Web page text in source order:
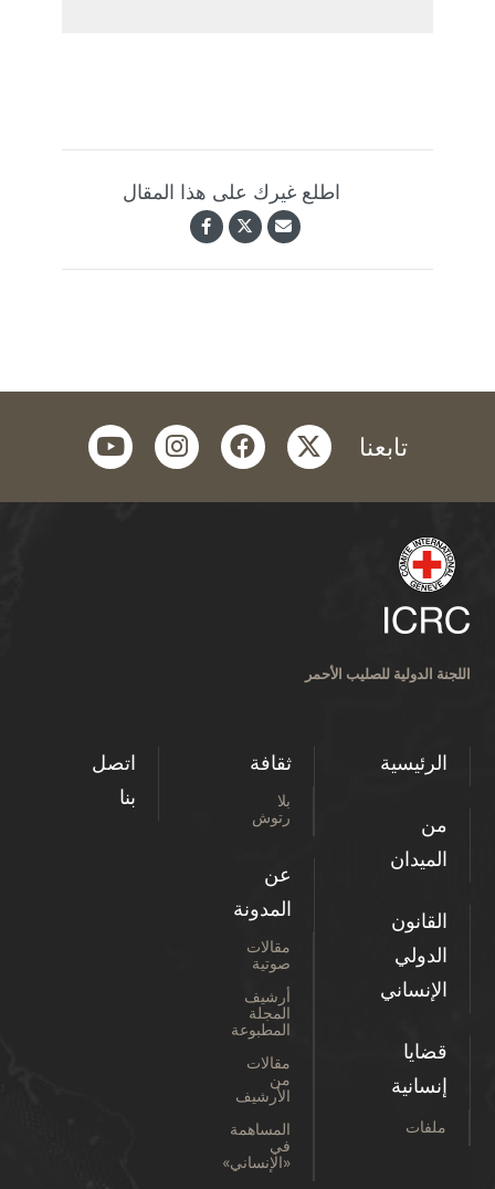
اطلع غيرك على هذا المقال
تابعنا twitter
facebook
instagram
youtube
اللجنة الدولية للصليب الأحمر
الرئيسية
من
الميدان
القانون
الدولي
الإنساني
قضايا
إنسانية
ملفات
ثقافة
بلا
رتوش
عن
المدونة
مقالات
صوتية
أرشيف
المجلة
المطبوعة
مقالات
من
الأرشيف
المساهمة
في
«الإنساني»
اتصل
بنا